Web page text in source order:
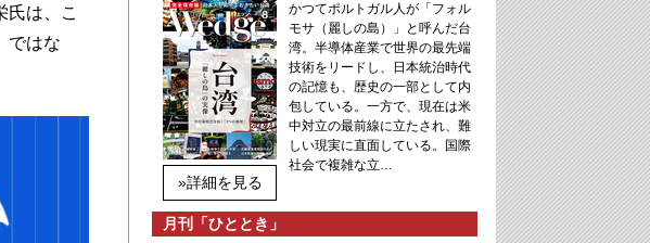
氏は、こ
ではな
»詳細を見る
かつてポルトガル人が「フォル
モサ（麗しの島）」と呼んだ台
湾。半導体産業で世界の最先端
技術をリードし、日本統治時代
の記憶も、歴史の一部として内
包している。一方で、現在は米
中対立の最前線に立たされ、難
しい現実に直面している。国際
社会で複雑な立…
月刊「ひととき」